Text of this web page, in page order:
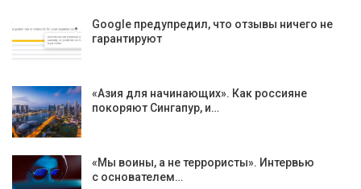
Google предупредил, что отзывы ничего не
гарантируют
«Азия для начинающих». Как россияне
покоряют Сингапур, и…
«Мы воины, а не террористы». Интервью
с основателем…